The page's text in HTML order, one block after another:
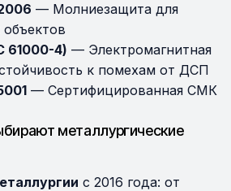
— Молниезащита для
объектов
61000-4) — Электромагнитная
к помехам от ДСП
— Сертифицированная СМК
металлургические
с 2016 года: от